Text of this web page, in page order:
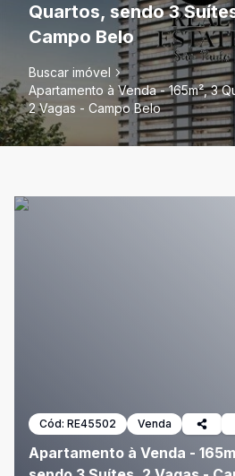
Quartos, sendo 3
Campo Belo
Buscar imóvel
Apartamento à Venda - 165m², 3
2 Vagas - Campo Belo
Cód: RE45502 Venda
Apartamento à Venda -